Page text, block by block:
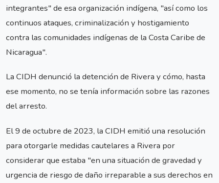
integrantes" de esa organización indígena, "así como los
continuos ataques, criminalización y hostigamiento
contra las comunidades indígenas de la Costa Caribe de
Nicaragua".
La CIDH denunció la detención de Rivera y cómo, hasta
ese momento, no se tenía información sobre las razones
del arresto.
El 9 de octubre de 2023, la CIDH emitió una resolución
para otorgarle medidas cautelares a Rivera por
considerar que estaba "en una situación de gravedad y
urgencia de riesgo de daño irreparable a sus derechos en